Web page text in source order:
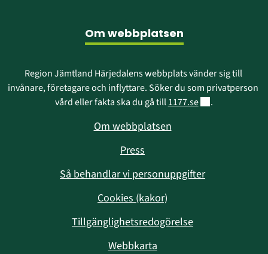
Om webbplatsen
Region Jämtland Härjedalens webbplats vänder sig till
invånare, företagare och inflyttare. Söker du som privatperson
vård eller fakta ska du gå till 1177.seLänk till annan
.
Om webbplatsen
Press
Så behandlar vi personuppgifter
Cookies (kakor)
Tillgänglighetsredogörelse
Webbkarta